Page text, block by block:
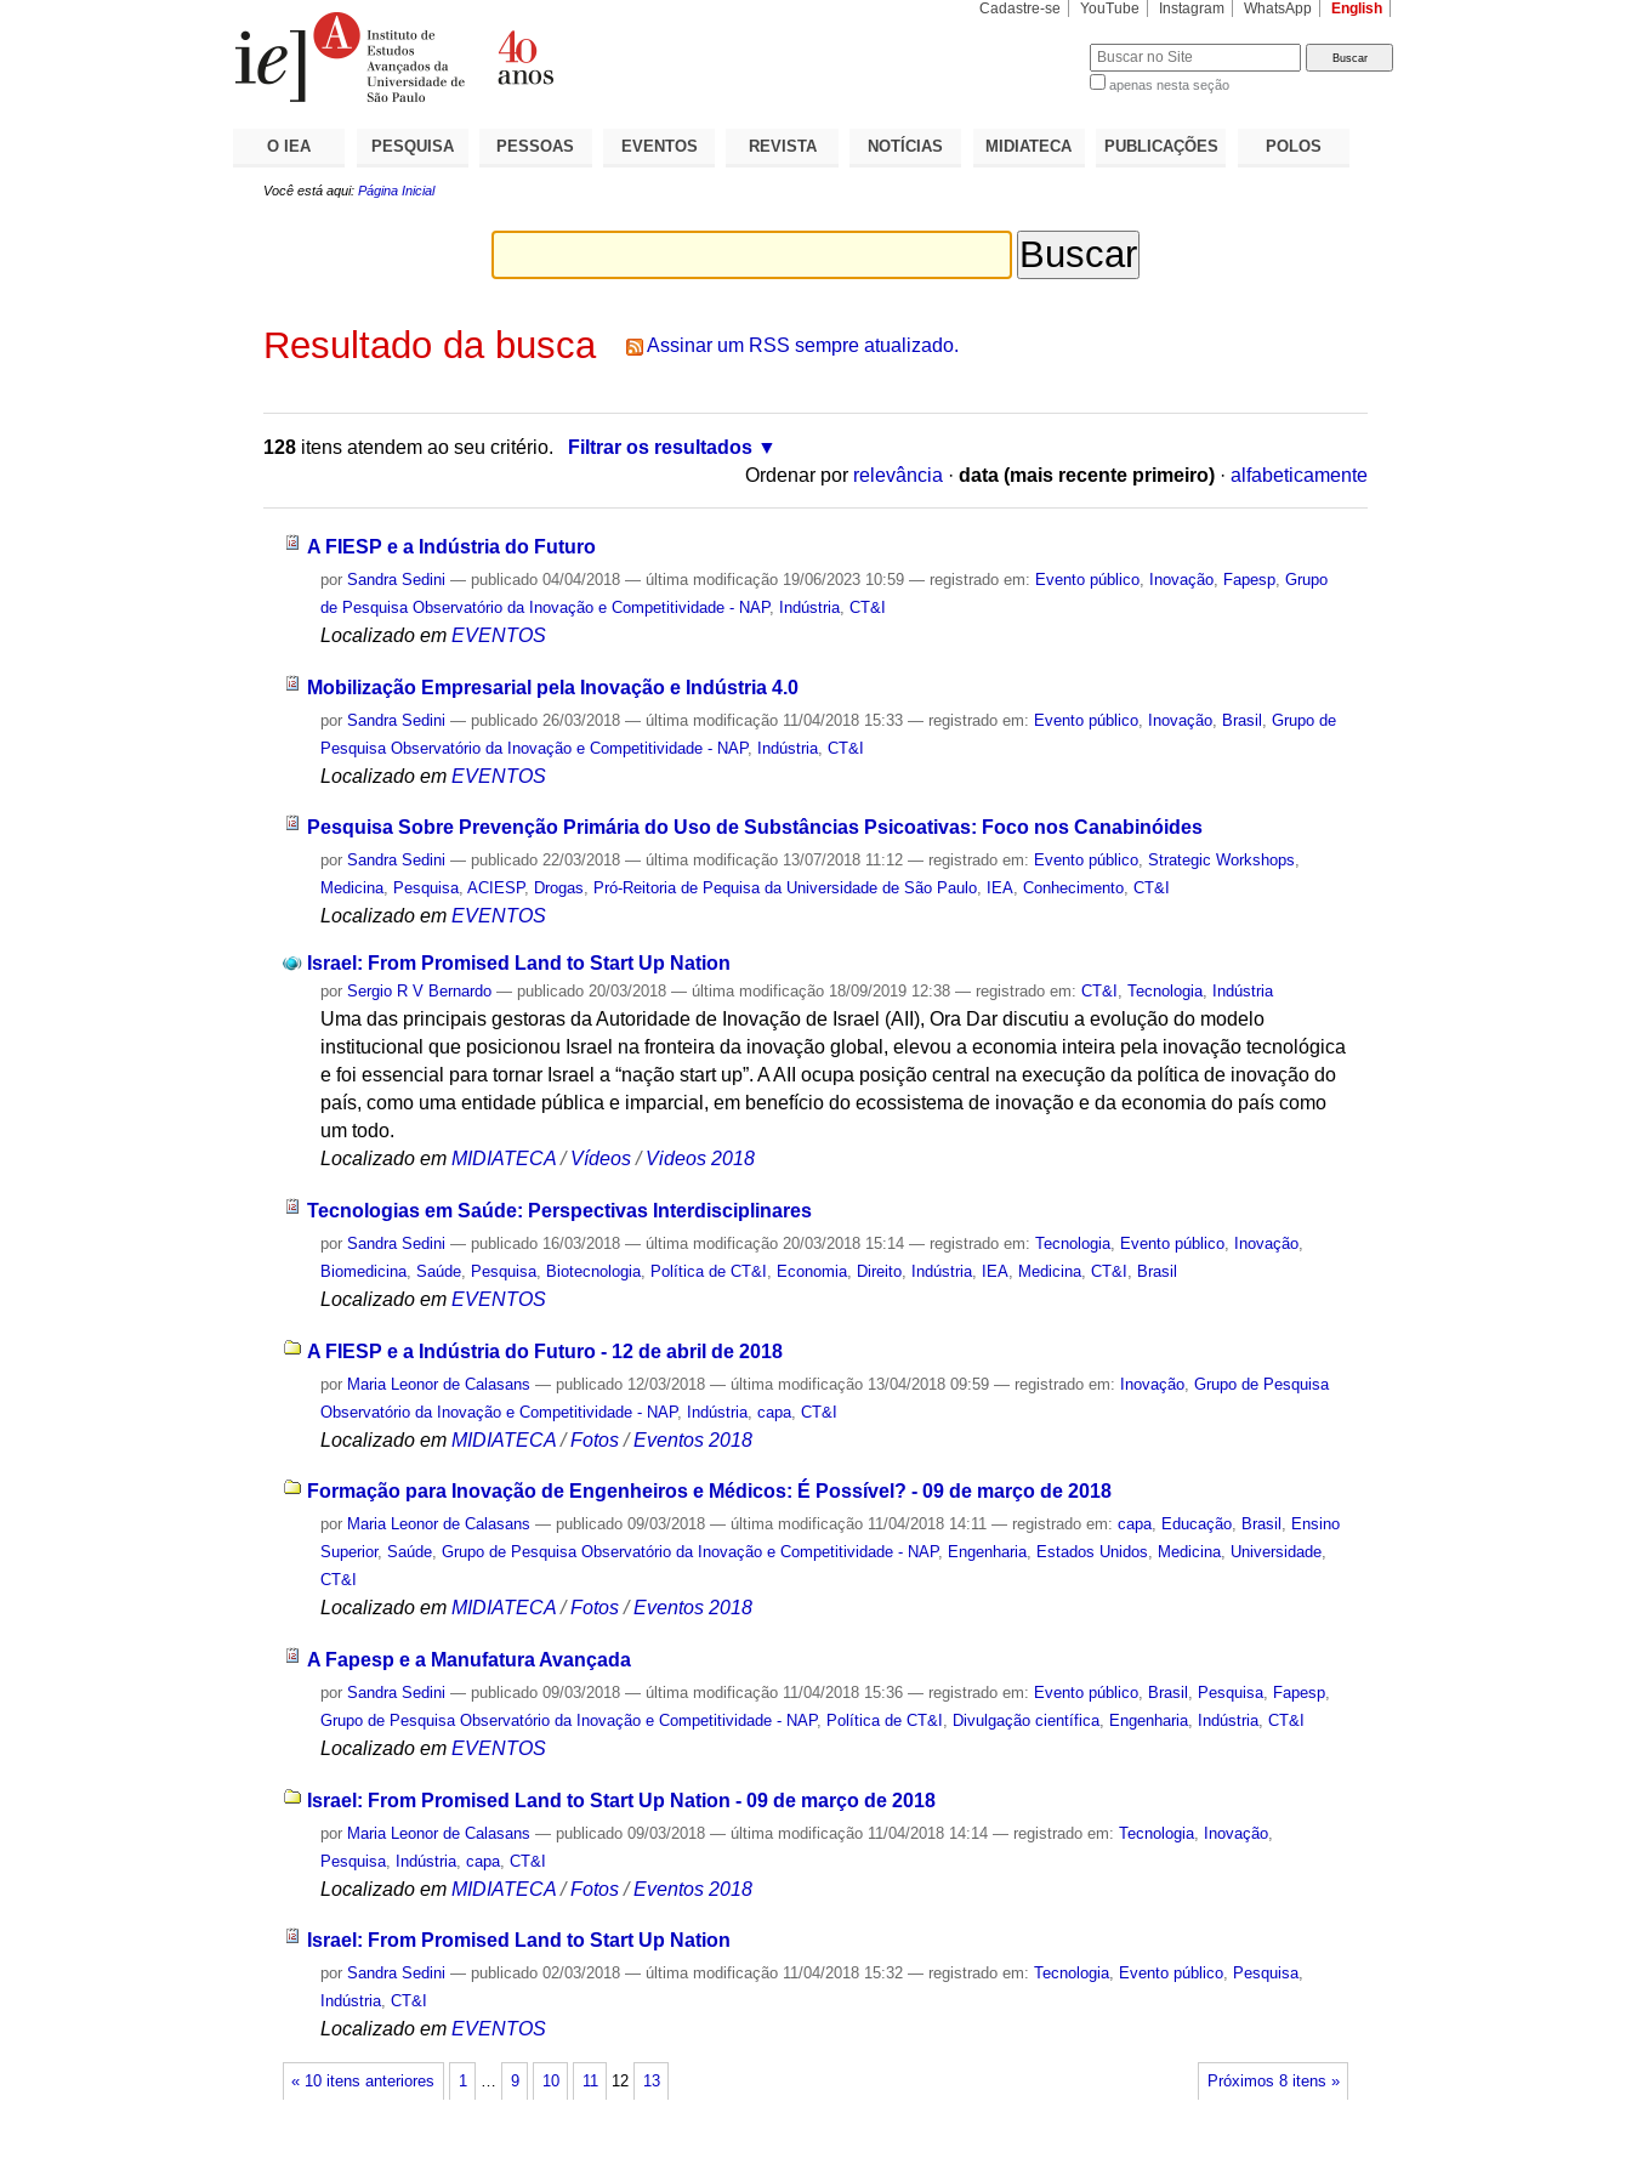
Cadastre-se YouTube Instagram WhatsApp English
apenas nesta seção
O IEA PESQUISA PESSOAS EVENTOS REVISTA NOTÍCIAS MIDIATECA PUBLICAÇÕES POLOS
Você está aqui: Página Inicial
Resultado da busca Assinar um RSS sempre atualizado.
128 itens atendem ao seu critério.
Filtrar os resultados
Ordenar por relevância · data (mais recente primeiro) · alfabeticamente
A FIESP e a Indústria do Futuro
porSandra Sedini — publicado 04/04/2018— última modificação 19/06/2023 10:59— registrado em: Evento público Inovação Fapesp ,Grupo
de Pesquisa Observatório da Inovação e Competitividade - NAP, Indústria ,CT&I
Localizado em EVENTOS
Mobilização Empresarial pela Inovação e Indústria 4.0
porSandra Sedini — publicado 26/03/2018— última modificação 11/04/2018 15:33— registrado em: Evento público Inovação Brasil ,Grupo de
Pesquisa Observatório da Inovação e Competitividade - NAP, Indústria ,CT&I
Localizado em EVENTOS
Pesquisa Sobre Prevenção Primária do Uso de Substâncias Psicoativas: Foco nos Canabinóides
porSandra Sedini — publicado 22/03/2018— última modificação 13/07/2018 11:12— registrado em: Evento público,Strategic Workshops,
Medicina, Pesquisa,ACIESP, Drogas, Pró-Reitoria de Pequisa da Universidade de São Paulo, IEA,Conhecimento,CT&I
Localizado em EVENTOS
Israel: From Promised Land to Start Up Nation
porSergio R V Bernardo — publicado 20/03/2018— última modificação 18/09/2019 12:38— registrado em:CT&I ,Tecnologia, Indústria
Uma das principais gestoras da Autoridade de Inovação de Israel (AII), Ora Dar discutiu a evolução do modelo
institucional que posicionou Israel na fronteira da inovação global, elevou a economia inteira pela inovação tecnológica
e foi essencial para tornar Israel a “nação start up”. A AII ocupa posição central na execução da política de inovação do
país, como uma entidade pública e imparcial, em benefício do ecossistema de inovação e da economia do país como
um todo.
Localizado em MIDIATECA /Vídeos /Videos 2018
Tecnologias em Saúde: Perspectivas Interdisciplinares
porSandra Sedini — publicado 16/03/2018— última modificação 20/03/2018 15:14— registrado em:Tecnologia Evento público Inovação
Biomedicina ,Saúde Pesquisa Biotecnologia Política de CT&I Economia Direito Indústria IEA Medicina ,CT&I Brasil
Localizado em EVENTOS
A FIESP e a Indústria do Futuro - 12 de abril de 2018
por Maria Leonor de Calasans — publicado 12/03/2018— última modificação 13/04/2018 09:59— registrado em: Inovação ,Grupo de Pesquisa
Observatório da Inovação e Competitividade - NAP, Indústria ,capa ,CT&I
Localizado em MIDIATECA /Fotos /Eventos 2018
Formação para Inovação de Engenheiros e Médicos: É Possível? - 09 de março de 2018
por Maria Leonor de Calasans — publicado 09/03/2018— última modificação 11/04/2018 14:11— registrado em:capa, Educação, Brasil , Ensino
Superior,Saúde,Grupo de Pesquisa Observatório da Inovação e Competitividade - NAP, Engenharia, Estados Unidos, Medicina, Universidade,
CT&I
Localizado em MIDIATECA /Fotos /Eventos 2018
A Fapesp e a Manufatura Avançada
porSandra Sedini — publicado 09/03/2018— última modificação 11/04/2018 15:36— registrado em: Evento público Brasil Pesquisa Fapesp
Grupo de Pesquisa Observatório da Inovação e Competitividade - NAP, Política de CT&I Divulgação científica Engenharia Indústria ,CT&I
Localizado em EVENTOS
Israel: From Promised Land to Start Up Nation - 09 de março de 2018
por Maria Leonor de Calasans — publicado 09/03/2018— última modificação 11/04/2018 14:14— registrado em:Tecnologia Inovação
Pesquisa Indústria ,capa ,CT&I
Localizado em MIDIATECA /Fotos /Eventos 2018
Israel: From Promised Land to Start Up Nation
porSandra Sedini — publicado 02/03/2018— última modificação 11/04/2018 15:32— registrado em:Tecnologia, Evento público, Pesquisa,
Indústria,CT&I
Localizado em EVENTOS
« 10 itens anteriores Próximos 8 itens »
1 9 10 11 12 13